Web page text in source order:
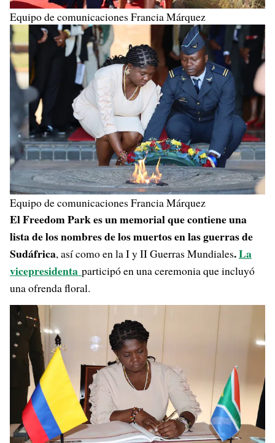
Equipo de comunicaciones Francia Márquez
Equipo de comunicaciones Francia Márquez
El Freedom Park es un memorial que contiene una
lista de los nombres de los muertos en las guerras de
Sudáfrica, así como en la I y II Guerras Mundiales.La
vicepresidenta participó en una ceremonia que incluyó
una ofrenda floral.